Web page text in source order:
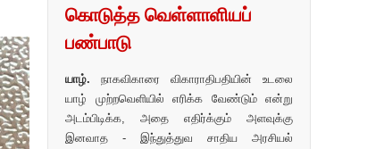
கொடுத்த வெள்ளாளியப்
பண்பாடு
யாழ். நாகவிகாரை விகாராதிபதியின் உடலை
யாழ் முற்றவெளியில் எரிக்க வேண்டும் என்று
அடம்பிடிக்க, அதை எதிர்க்கும் அளவுக்கு
இனவாத - இந்துத்துவ சாதிய அரசியல்